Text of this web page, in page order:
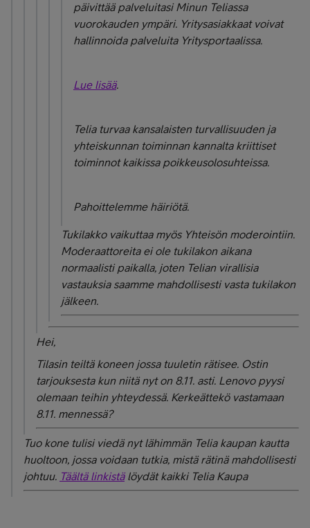
päivittää palveluitasi Minun Teliassa
vuorokauden ympäri. Yritysasiakkaat voivat
hallinnoida palveluita Yritysportaalissa.
Lue lisää.
Telia turvaa kansalaisten turvallisuuden ja
yhteiskunnan toiminnan kannalta kriittiset
toiminnot kaikissa poikkeusolosuhteissa.
Pahoittelemme häiriötä.
Tukilakko vaikuttaa myös Yhteisön moderointiin.
Moderaattoreita ei ole tukilakon aikana
normaalisti paikalla, joten Telian virallisia
vastauksia saamme mahdollisesti vasta tukilakon
jälkeen.
Hei,
Tilasin teiltä koneen jossa tuuletin rätisee. Ostin
tarjouksesta kun niitä nyt on 8.11. asti. Lenovo pyysi
olemaan teihin yhteydessä. Kerkeättekö vastamaan
8.11. mennessä?
Tuo kone tulisi viedä nyt lähimmän Telia kaupan kautta
huoltoon, jossa voidaan tutkia, mistä rätinä mahdollisesti
johtuu. Täältä linkistälöydät kaikki Telia Kaupa